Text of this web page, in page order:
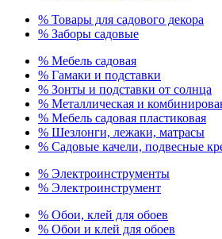
% Товары для садового декора
% Заборы садовые
% Мебель садовая
% Гамаки и подставки
% Зонты и подставки от солнца
% Металлическая и
% Мебель садовая пластиковая
% Шезлонги, лежаки, матрасы
% Садовые качели, подвесные
% Электроинструменты
% Электроинструмент
% Обои, клей для обоев
% Обои и клей для обоев